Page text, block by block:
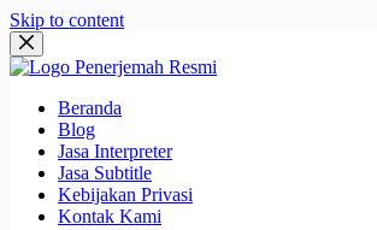
Skip to content
Beranda
Blog
Jasa Interpreter
Jasa Subtitle
Kebijakan Privasi
Kontak Kami